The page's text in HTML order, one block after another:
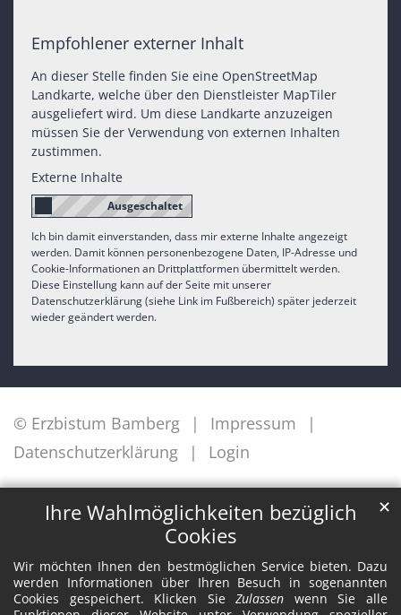
Ihre Wahlmöglichkeiten bezüglich
Cookies
Wir möchten Ihnen den bestmöglichen Service bieten. Dazu
werden Informationen über Ihren Besuch in sogenannten
Cookies gespeichert. Klicken SieZulassen wenn Sie alle
✕
Empfohlener externer Inhalt
An dieser Stelle finden Sie eine OpenStreetMap
Landkarte, welche über den Dienstleister MapTiler
ausgeliefert wird. Um diese Landkarte anzuzeigen
müssen Sie der Verwendung von externen Inhalten
zustimmen.
Externe Inhalte
Ich bin damit einverstanden, dass mir externe Inhalte angezeigt
werden. Damit können personenbezogene Daten, IP-Adresse und
Cookie-Informationen an Drittplattformen übermittelt werden.
Diese Einstellung kann auf der Seite mit unserer
Datenschutzerklärung (siehe Link im Fußbereich) später jederzeit
wieder geändert werden.
© Erzbistum Bamberg
Impressum
Datenschutzerklärung
Login